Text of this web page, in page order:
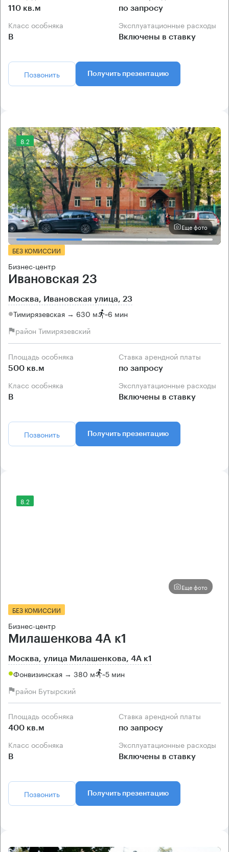
110 кв.м по запросу
Класс особняка
B
Эксплуатационные расходы
Включены в ставку
Позвонить Получить презентацию
8.2
Еще фото
БЕЗ КОМИССИИ
Бизнес-центр
Ивановская 23
Москва, Ивановская улица, 23
Тимирязевская → 630 м ~6 мин
район Тимирязевский
Площадь особняка
500 кв.м
Ставка арендной платы
по запросу
Класс особняка
B
Эксплуатационные расходы
Включены в ставку
Позвонить Получить презентацию
8.2
Еще фото
БЕЗ КОМИССИИ
Бизнес-центр
Милашенкова 4А к1
Москва, улица Милашенкова, 4А к1
Фонвизинская → 380 м ~5 мин
район Бутырский
Площадь особняка
400 кв.м
Ставка арендной платы
по запросу
Класс особняка
B
Эксплуатационные расходы
Включены в ставку
Позвонить Получить презентацию